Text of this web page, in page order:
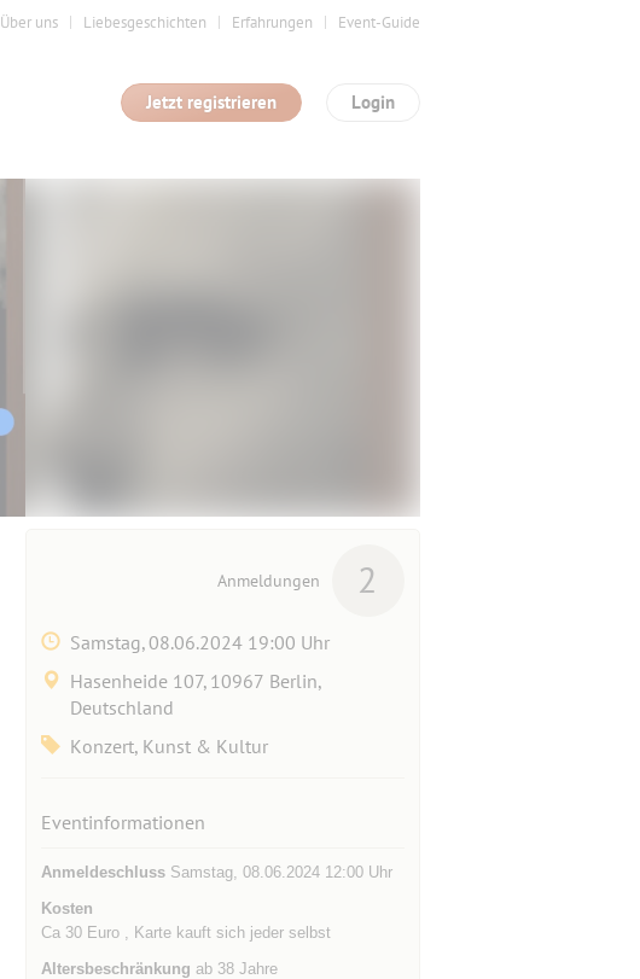
Über uns Liebesgeschichten Erfahrungen Event-Guide
Login
Jetzt registrieren
Anmeldungen 2
Samstag, 08.06.2024 19:00 Uhr
Hasenheide 107, 10967 Berlin,
Deutschland
Konzert, Kunst & Kultur
Eventinformationen
AnmeldeschlussSamstag, 08.06.2024 12:00 Uhr
Kosten
Ca 30 Euro , Karte kauft sich jeder selbst
Altersbeschränkung ab 38 Jahre